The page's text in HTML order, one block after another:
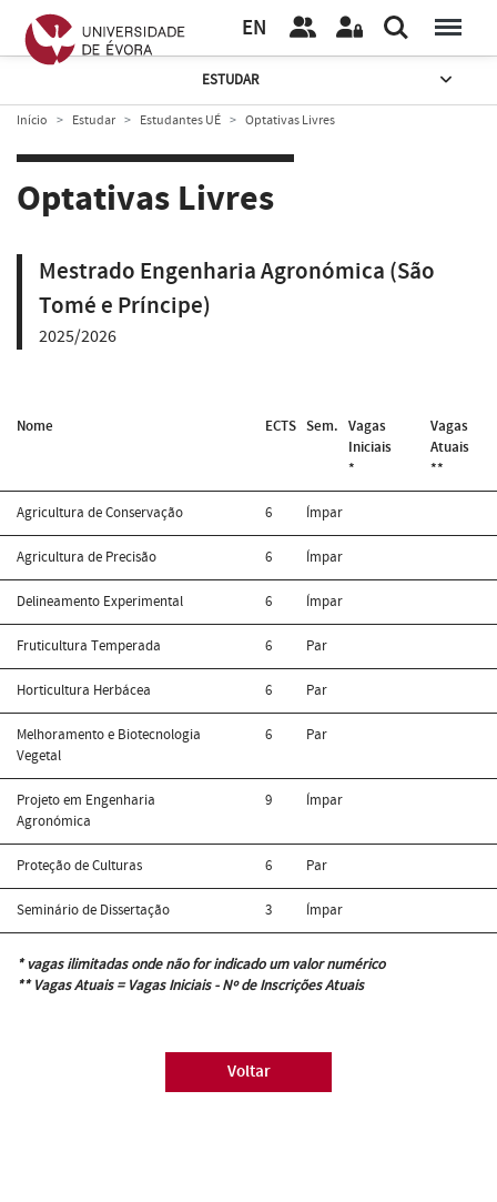
EN
ESTUDAR
Início Estudar Estudantes UÉ Optativas Livres
Optativas Livres
Mestrado Engenharia Agronómica (São
Tomé e Príncipe)
2025/2026
Nome ECTS Sem. Vagas
Iniciais
*
Vagas
Atuais
**
Agricultura de Conservação 6 Ímpar
Agricultura de Precisão 6 Ímpar
Delineamento Experimental 6 Ímpar
Fruticultura Temperada 6 Par
Horticultura Herbácea 6 Par
Melhoramento e Biotecnologia
Vegetal
6 Par
Projeto em Engenharia
Agronómica
9 Ímpar
Proteção de Culturas 6 Par
Seminário de Dissertação 3 Ímpar
* vagas ilimitadas onde não for indicado um valor numérico
** Vagas Atuais = Vagas Iniciais - Nº de Inscrições Atuais
Voltar